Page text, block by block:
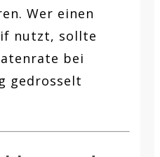
Wer einen
nutzt, sollte
bei
gedrosselt